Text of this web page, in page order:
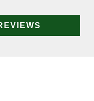
en werkt snel &
Echt